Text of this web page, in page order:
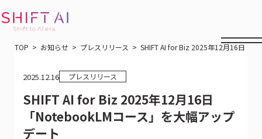
TOP お知らせ プレスリリース SHIFT AI for Biz 2025年12月16日「
2025.12.16 プレスリリース
SHIFT AI for Biz 2025年12月16日
「NotebookLMコース」を大幅アップ
デート